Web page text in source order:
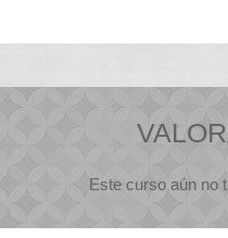
Este curso aún no